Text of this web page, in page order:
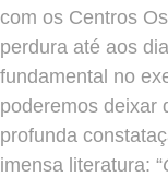
com os Centros
perdura até aos
fundamental no
poderemos deixar
profunda
imensa literatura: “